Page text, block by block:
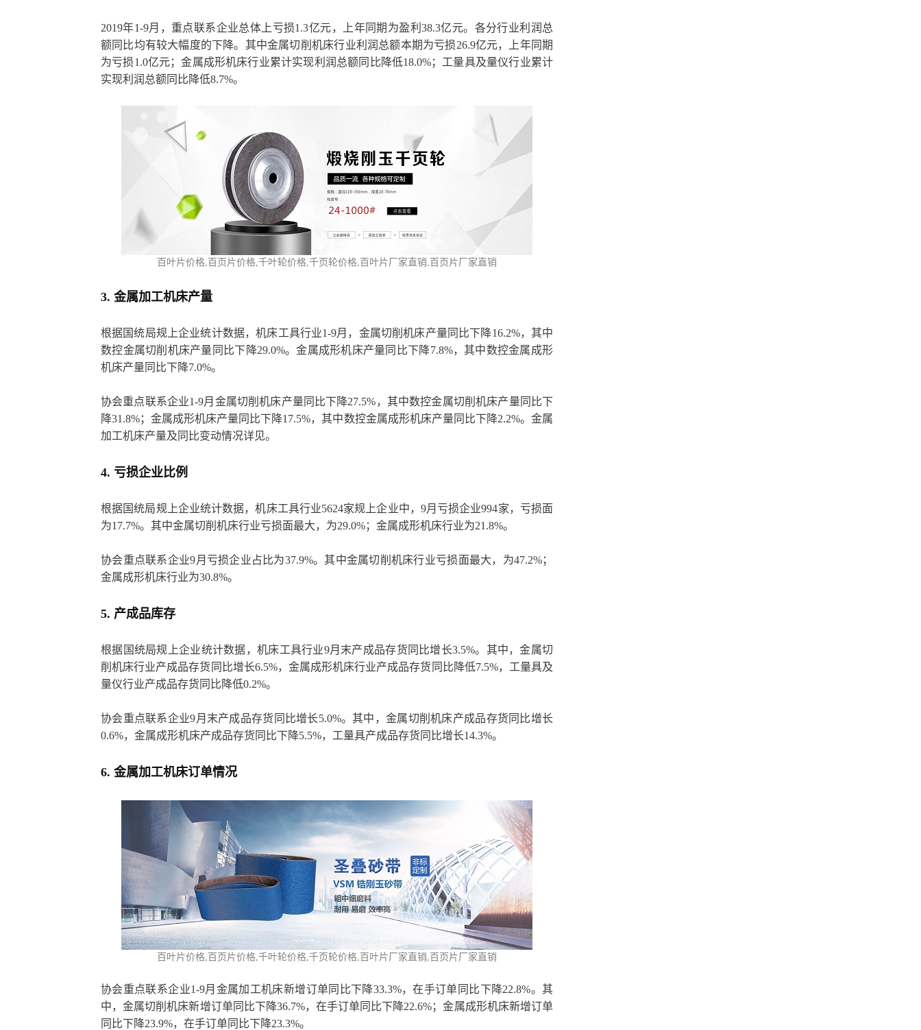
2019年1-9月，重点联系企业总体上亏损1.3亿元，上年同期为盈利38.3亿元。各分行业利润总
额同比均有较大幅度的下降。其中金属切削机床行业利润总额本期为亏损26.9亿元，上年同期
为亏损1.0亿元；金属成形机床行业累计实现利润总额同比降低18.0%；工量具及量仪行业累计
实现利润总额同比降低8.7%。
百叶片价格,百页片价格,千叶轮价格,千页轮价格,百叶片厂家直销,百页片厂家直销
3. 金属加工机床产量
根据国统局规上企业统计数据，机床工具行业1-9月，金属切削机床产量同比下降16.2%，其中
数控金属切削机床产量同比下降29.0%。金属成形机床产量同比下降7.8%，其中数控金属成形
机床产量同比下降7.0%。
协会重点联系企业1-9月金属切削机床产量同比下降27.5%，其中数控金属切削机床产量同比下
降31.8%；金属成形机床产量同比下降17.5%，其中数控金属成形机床产量同比下降2.2%。金属
加工机床产量及同比变动情况详见。
4. 亏损企业比例
根据国统局规上企业统计数据，机床工具行业5624家规上企业中，9月亏损企业994家，亏损面
为17.7%。其中金属切削机床行业亏损面最大，为29.0%；金属成形机床行业为21.8%。
协会重点联系企业9月亏损企业占比为37.9%。其中金属切削机床行业亏损面最大，为47.2%；
金属成形机床行业为30.8%。
5. 产成品库存
根据国统局规上企业统计数据，机床工具行业9月末产成品存货同比增长3.5%。其中，金属切
削机床行业产成品存货同比增长6.5%，金属成形机床行业产成品存货同比降低7.5%，工量具及
量仪行业产成品存货同比降低0.2%。
协会重点联系企业9月末产成品存货同比增长5.0%。其中，金属切削机床产成品存货同比增长
0.6%，金属成形机床产成品存货同比下降5.5%，工量具产成品存货同比增长14.3%。
6. 金属加工机床订单情况
百叶片价格,百页片价格,千叶轮价格,千页轮价格,百叶片厂家直销,百页片厂家直销
协会重点联系企业1-9月金属加工机床新增订单同比下降33.3%，在手订单同比下降22.8%。其
中，金属切削机床新增订单同比下降36.7%，在手订单同比下降22.6%；金属成形机床新增订单
同比下降23.9%，在手订单同比下降23.3%。